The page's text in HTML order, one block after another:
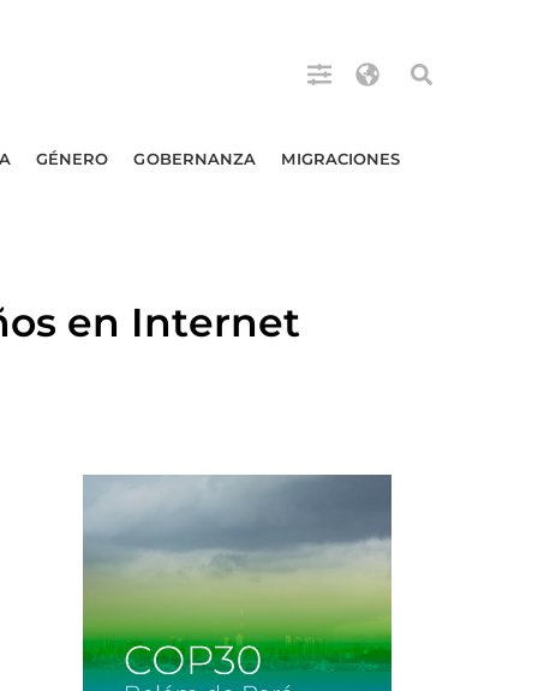
GÉNERO GOBERNANZA MIGRACIONES
en Internet